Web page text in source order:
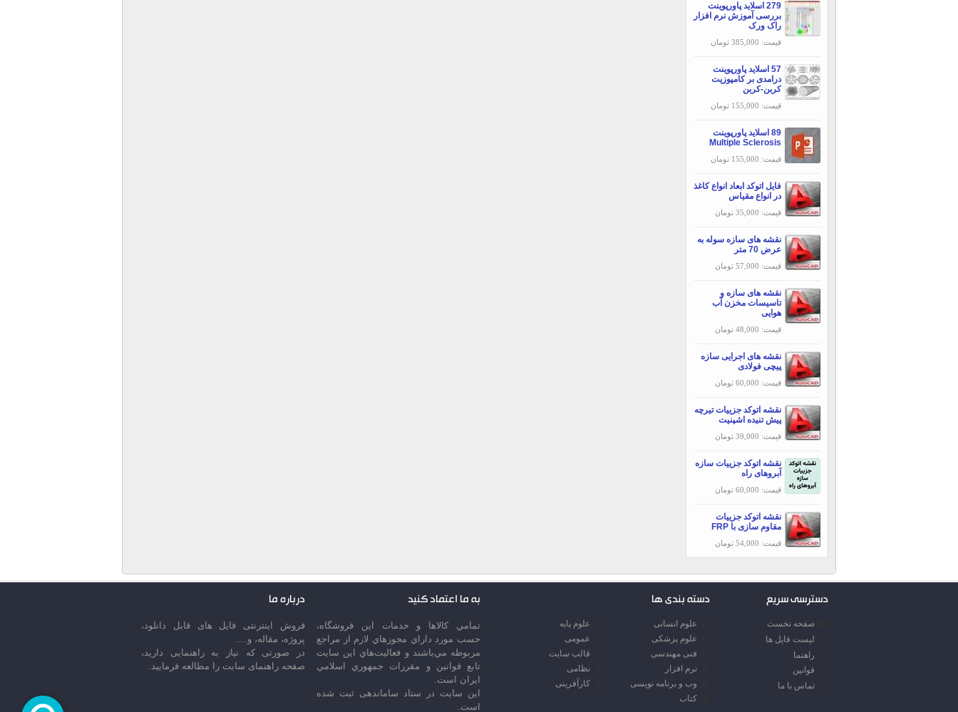
279 اسلاید پاورپوینت
بررسی آموزش نرم افزار
راک ورک
قیمت: 385,000 تومان
57 اسلاید پاورپوینت
درامدی بر کامپوزيت
کربن-کربن
قیمت: 155,000 تومان
89 اسلاید پاورپوینت
Multiple Sclerosis
قیمت: 155,000 تومان
فایل اتوکد ابعاد انواع کاغذ
در انواع مقیاس
قیمت: 35,000 تومان
نقشه های سازه سوله به
عرض 70 متر
قیمت: 57,000 تومان
نقشه های سازه و
تاسیسات مخزن آب
هوایی
قیمت: 48,000 تومان
نقشه های اجرایی سازه
پیچی فولادی
قیمت: 60,000 تومان
نقشه اتوکد جزییات تیرچه
پیش تنیده اشپنیت
قیمت: 39,000 تومان
نقشه اتوکد جزییات سازه
آبروهای راه
قیمت: 60,000 تومان
نقشه اتوکد جزییات
مقاوم سازی با FRP
قیمت: 54,000 تومان
دسترسی سریع
صفحه نخست
لیست فایل ها
راهنما
قوانین
تماس با ما
دسته بندی ها
علوم انسانی
علوم پایه
علوم پزشکی
عمومی
فنی مهندسی
قالب سایت
نرم افزار
نظامی
وب و برنامه نویسی
کارآفرینی
کتاب
به ما اعتماد کنید
تمامي كالاها و خدمات اين فروشگاه،
حسب مورد داراي مجوزهاي لازم از مراجع
مربوطه مي‌باشند و فعاليت‌هاي اين سايت
تابع قوانين و مقررات جمهوري اسلامي
ايران است.
این سایت در ستاد ساماندهی ثبت شده
است.
درباره ما
فروش اینترنتی فایل های قابل دانلود،
پروژه، مقاله، و....
در صورتی که نیاز به راهنمایی دارید،
صفحه راهنمای سایت را مطالعه فرمایید.